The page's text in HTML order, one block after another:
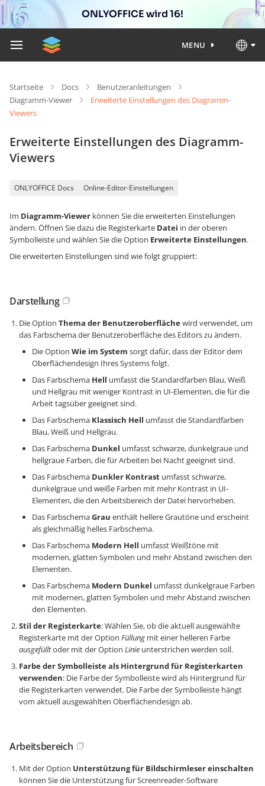
ONLYOFFICE wird 16!
MENU
Startseite Docs
Benutzeranleitungen
Diagramm-Viewer
Erweiterte Einstellungen des Diagramm-
Viewers
Erweiterte Einstellungen des Diagramm-
Viewers
ONLYOFFICE Docs Online-Editor-Einstellungen
Im Diagramm-Viewer können Sie die erweiterten Einstellungen
ändern. Öffnen Sie dazu die Registerkarte Datei in der oberen
Symbolleiste und wählen Sie die Option Erweiterte Einstellungen.
Die erweiterten Einstellungen sind wie folgt gruppiert:
Darstellung
Die Option Thema der Benutzeroberflächewird verwendet, um
das Farbschema der Benutzeroberfläche des Editors zu ändern.
Die Option Wie im System sorgt dafür, dass der Editor dem
Oberflächendesign Ihres Systems folgt.
Das Farbschema Hell umfasst die Standardfarben Blau, Weiß
und Hellgrau mit weniger Kontrast in UI-Elementen, die für die
Arbeit tagsüber geeignet sind.
Das Farbschema Klassisch Hell umfasst die Standardfarben
Blau, Weiß und Hellgrau.
Das Farbschema Dunkel umfasst schwarze, dunkelgraue und
hellgraue Farben, die für Arbeiten bei Nacht geeignet sind.
Das Farbschema Dunkler Kontrast umfasst schwarze,
dunkelgraue und weiße Farben mit mehr Kontrast in UI-
Elementen, die den Arbeitsbereich der Datei hervorheben.
Das FarbschemaGrau enthält hellere Grautöne und erscheint
als gleichmäßig helles Farbschema.
Das Farbschema Modern Hell umfasst Weißtöne mit
modernen, glatten Symbolen und mehr Abstand zwischen den
Elementen.
Das Farbschema Modern Dunkel umfasst dunkelgraue Farben
mit modernen, glatten Symbolen und mehr Abstand zwischen
den Elementen.
Stil der Registerkarte: Wählen Sie, ob die aktuell ausgewählte
Registerkarte mit der Option Füllung mit einer helleren Farbe
ausgefülltoder mit der Option Linie unterstrichen werden soll.
Farbe der Symbolleiste als Hintergrund für Registerkarten
verwenden: Die Farbe der Symbolleiste wird als Hintergrund für
die Registerkarten verwendet. Die Farbe der Symbolleiste hängt
vom aktuell ausgewählten Oberflächendesign ab.
Arbeitsbereich
Mit der Option Unterstützung für Bildschirmleser einschalten
können Sie die Unterstützung für Screenreader-Software